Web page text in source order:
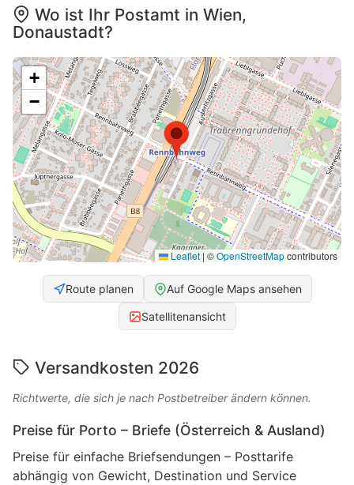
Wo ist Ihr Postamt in Wien,
Donaustadt?
+
−
Leaflet| ©OpenStreetMapcontributors
Route planen Auf Google Maps ansehen
Satellitenansicht
Versandkosten 2026
Richtwerte, die sich je nach Postbetreiber ändern können.
Preise für Porto – Briefe (Österreich & Ausland)
Preise für einfache Briefsendungen – Posttarife
abhängig von Gewicht, Destination und Service